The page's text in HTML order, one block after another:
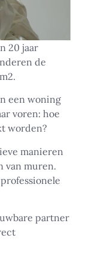
20 jaar
de
een woning
voren: hoe
worden?
manieren
van muren.
partner